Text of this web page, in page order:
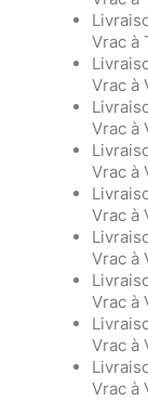
Vrac à
Vrac à
Vrac à
Vrac à
Vrac à
Vrac à
Vrac à
Vrac à
Vrac à